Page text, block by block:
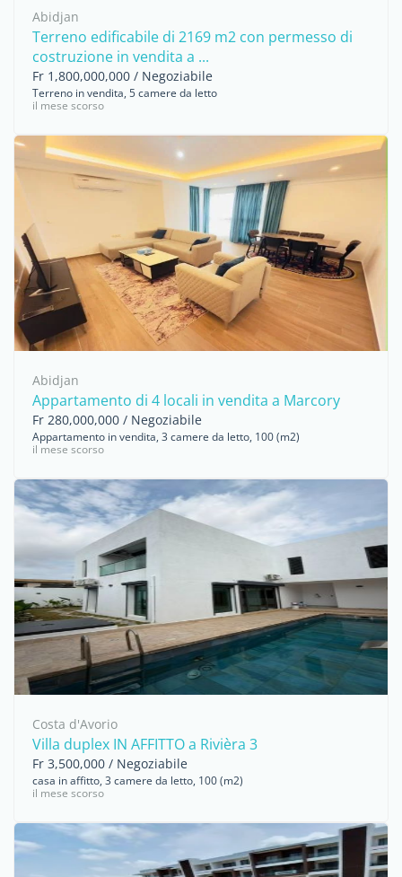
Abidjan
Terreno edificabile di 2169 m2 con permesso di
costruzione in vendita a ...
Fr 1,800,000,000 / Negoziabile
Terreno in vendita, 5 camere da letto
il mese scorso
Abidjan
Appartamento di 4 locali in vendita a Marcory
Fr 280,000,000 / Negoziabile
Appartamento in vendita, 3 camere da letto, 100 (m2)
il mese scorso
Costa d'Avorio
Villa duplex IN AFFITTO a Rivièra 3
Fr 3,500,000 / Negoziabile
casa in affitto, 3 camere da letto, 100 (m2)
il mese scorso